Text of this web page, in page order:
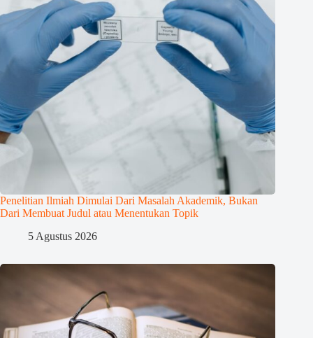
Penelitian Ilmiah Dimulai Dari Masalah Akademik, Bukan
Dari Membuat Judul atau Menentukan Topik
5 Agustus 2026